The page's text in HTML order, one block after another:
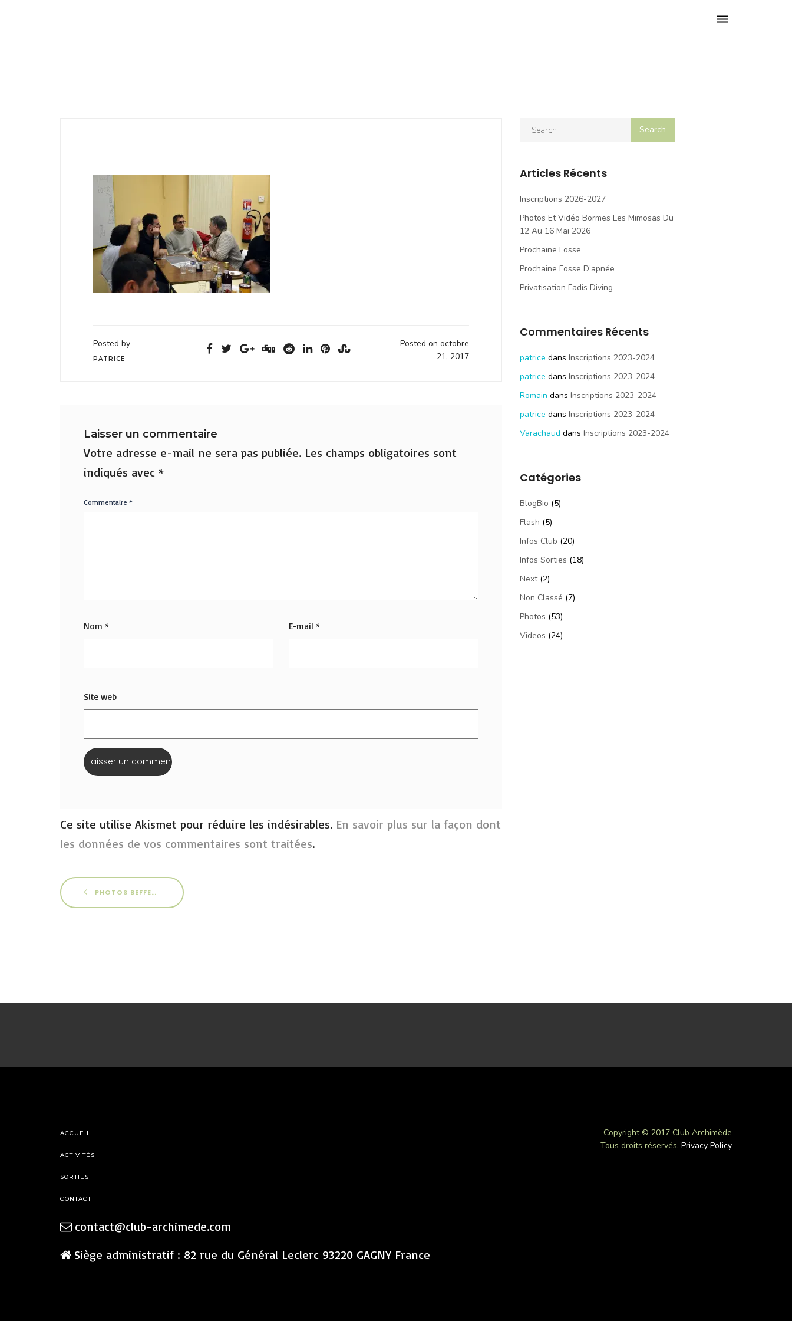
Toggle
Posted by
PATRICE
Posted on octobre
21, 2017
Laisser un commentaire
Votre adresse e-mail ne sera pas publiée. Les champs obligatoires sont
indiqués avec *
Commentaire *
Nom * E-mail*
Site web
Ce site utilise Akismet pour réduire les indésirables. En savoir plus sur la façon dont
les données de vos commentaires sont traitées.
PHOTOS BEFFES 2013
Articles Récents
Inscriptions 2026-2027
Photos Et Vidéo Bormes Les Mimosas Du
12 Au 16 Mai 2026
Prochaine Fosse
Prochaine Fosse D’apnée
Privatisation Fadis Diving
Commentaires Récents
patrice dans Inscriptions 2023-2024
patrice dans Inscriptions 2023-2024
Romain dans Inscriptions 2023-2024
patrice dans Inscriptions 2023-2024
Varachaud dans Inscriptions 2023-2024
Catégories
BlogBio (5)
Flash (5)
Infos Club (20)
Infos Sorties (18)
Next(2)
Non Classé (7)
Photos (53)
Videos (24)
ACCUEIL
ACTIVITÉS
SORTIES
CONTACT
contact@club-archimede.com
Siège administratif : 82 rue du Général Leclerc 93220 GAGNY France
Copyright © 2017 Club Archimède
Tous droits réservés. Privacy Policy